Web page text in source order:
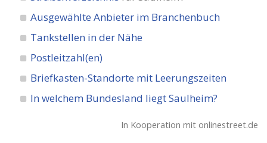
Ausgewählte Anbieter im Branchenbuch
Tankstellen in der Nähe
Postleitzahl(en)
Briefkasten-Standorte mit Leerungszeiten
In welchem Bundesland liegt Saulheim?
In Kooperation mit onlinestreet.de